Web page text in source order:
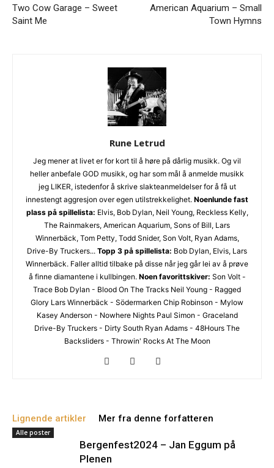
review@musikkbloggen.no
Link til et sted der vi kan høre et eksempel uten å
etter musikken din. Og uten å måtte logge
(gode eksempler er f.eks Soundcloud og YouTube. Dårlige
er Spotify og Tidal.)
. Dropbox er fint, eller et av
stream på Soundcloud er fint, men vi vil uansettpå et
tidspunkt spørre deg om MP3er hvis musikken skal
vurderes.
IKKE send linker til Spotify, Tidal eller iTunes som eneste
sted å høre musikken. Flere i redaksjonen styrer unna
disse stedene, så henvendelser med linker dit som eneste
sted får dessverre møte “delete”-knappen.
Gjerne en link til en EPK som beskriver prosjektet ditt.
Og gjerne linker til din nettside eller en Facebookside hvor
vi kan lese litt mer om deg.
Link til nedlastbare pressebilder. Og coverbilde til platen.
Minst 1024px bredde er fint.
Det er lov å purre oss opp etter en liten stund.
Erfaringsmessig så er det uhyre vanskelig å få hørt og sjekket
alt, så en høflig påminnelse om at du har sendt oss musikken
Two Cow Garage – Sweet
Saint Me
American Aquarium – Small
Town Hymns
Rune Letrud
Jeg mener at livet er for kort til å høre på dårlig musikk. Og vil
heller anbefale GOD musikk, og har som mål å anmelde musikk
jeg LIKER, istedenfor å skrive slakteanmeldelser for å få ut
innestengt aggresjon over egen utilstrekkelighet. Noenlunde fast
plass på spillelista: Elvis, Bob Dylan, Neil Young, Reckless Kelly,
The Rainmakers, American Aquarium, Sons of Bill, Lars
Winnerbäck, Tom Petty, Todd Snider, Son Volt, Ryan Adams,
Drive-By Truckers... Topp 3 på spillelista: Bob Dylan, Elvis, Lars
Winnerbäck. Faller alltid tilbake på disse når jeg går lei av å prøve
å finne diamantene i kullbingen. Noen favorittskiver: Son Volt -
Trace Bob Dylan - Blood On The Tracks Neil Young - Ragged
Glory Lars Winnerbäck - Södermarken Chip Robinson - Mylow
Kasey Anderson - Nowhere Nights Paul Simon - Graceland
Drive-By Truckers - Dirty South Ryan Adams - 48Hours The
Backsliders - Throwin' Rocks At The Moon
Lignende artikler Mer fra denne forfatteren
Alle poster
Bergenfest2024 – Jan Eggum på
Plenen